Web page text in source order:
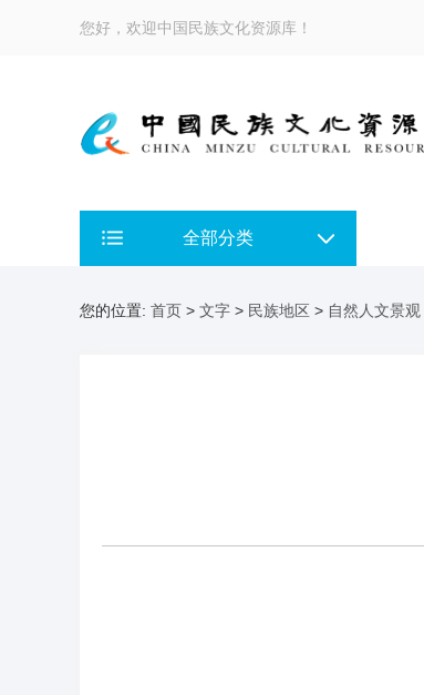
您好，欢迎中国民族文化资源库！
全部分类
您的位置: 首页 > 文字 > 民族地区 > 自然人文景观